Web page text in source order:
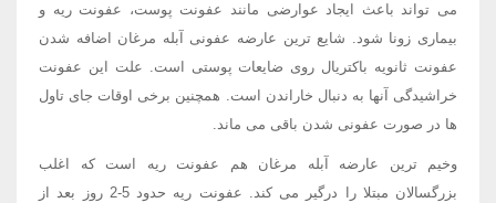
می تواند باعث ایجاد عوارضی مانند عفونت پوست، عفونت ریه و
بیماری زونا شود. شایع ترین عارضه عفونی آبله مرغان اضافه شدن
عفونت ثانویه باکتریال روی ضایعات پوستی است. علت این عفونت
خراشیدگی آنها به دنبال خاراندن است. همچنین برخی اوقات جای تاول
ها در صورت عفونی شدن باقی می ماند.
وخیم ترین عارضه آبله مرغان هم عفونت ریه است که اغلب
بزرگسالان مبتلا را درگیر می کند. عفونت ریه حدود 5-2 روز بعد از